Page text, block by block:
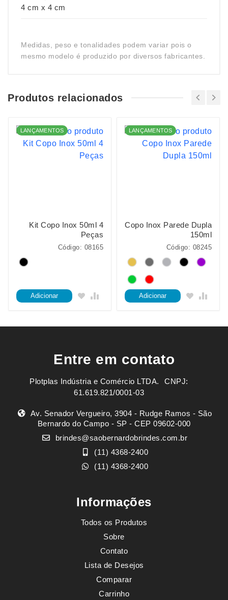
4 cm x 4 cm
Medidas, peso e tonalidades podem variar pois o
mesmo modelo é produzido por diversos fabricantes.
Produtos relacionados
LANÇAMENTOS
Kit Copo Inox 50ml 4
Peças
Código: 08165
Adicionar
LANÇAMENTOS
Copo Inox Parede Dupla
150ml
Código: 08245
Adicionar
Entre em contato
Plotplas Indústria e Comércio LTDA. ㅤㅤㅤ CNPJ:
61.619.821/0001-03
Av. Senador Vergueiro, 3904 - Rudge Ramos - São
Bernardo do Campo - SP - CEP 09602-000
brindes@saobernardobrindes.com.br
(11) 4368-2400
(11) 4368-2400
Informações
Todos os Produtos
Sobre
Contato
Lista de Desejos
Comparar
Carrinho